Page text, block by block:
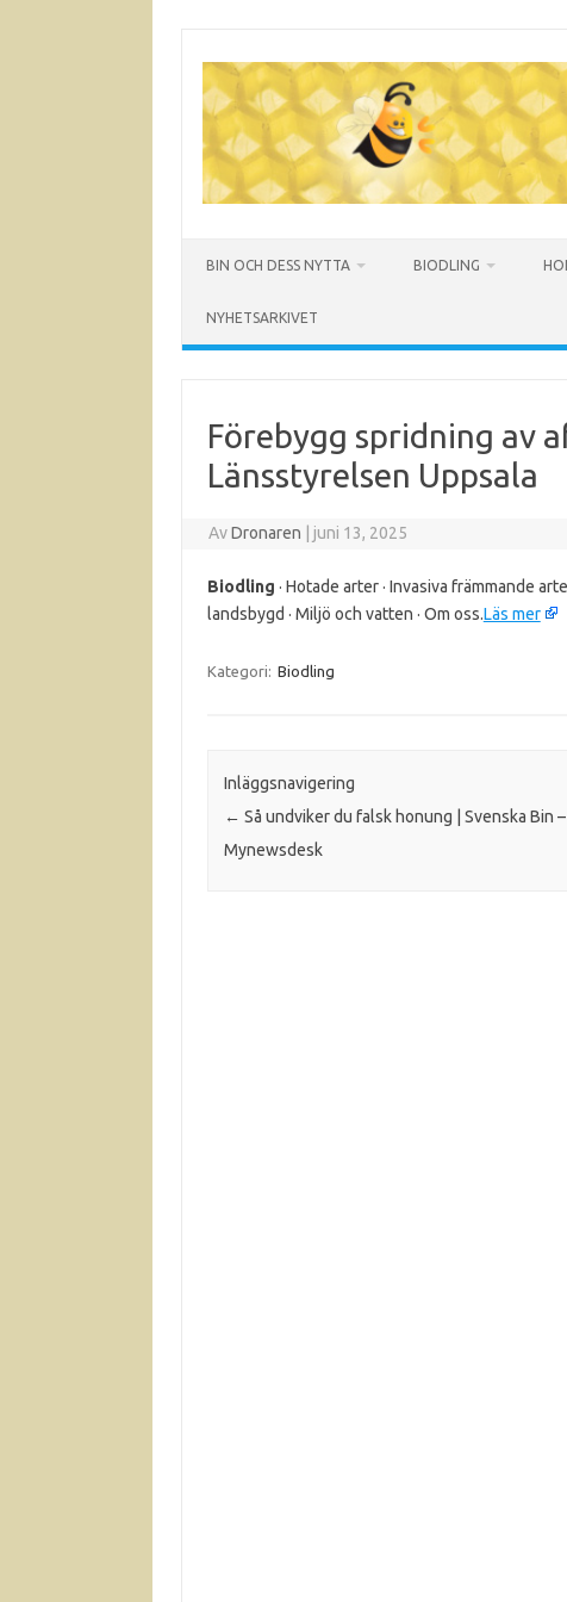
innehåll
BIN OCH DESS NYTTA BIODLING
NYHETSARKIVET
Förebygg spridning av
Länsstyrelsen Uppsala
AvDronaren juni 13, 2025
Biodling · Hotade arter · Invasiva främmande
landsbygd · Miljö och vatten · Om oss.Läs mer
Kategori: Biodling
Inläggsnavigering
← Så undviker du falsk honung | Svenska Bin –
Mynewsdesk